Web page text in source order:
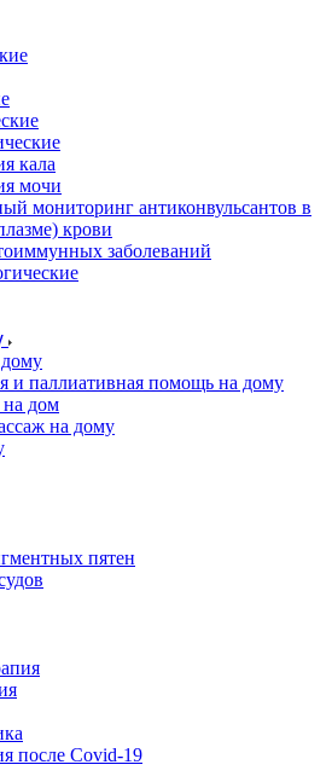
кала
мочи
мониторинг антиконвульсантов в
крови
заболеваний
и паллиативная помощь на дому
на дом
на дому
пятен
после Covid-19